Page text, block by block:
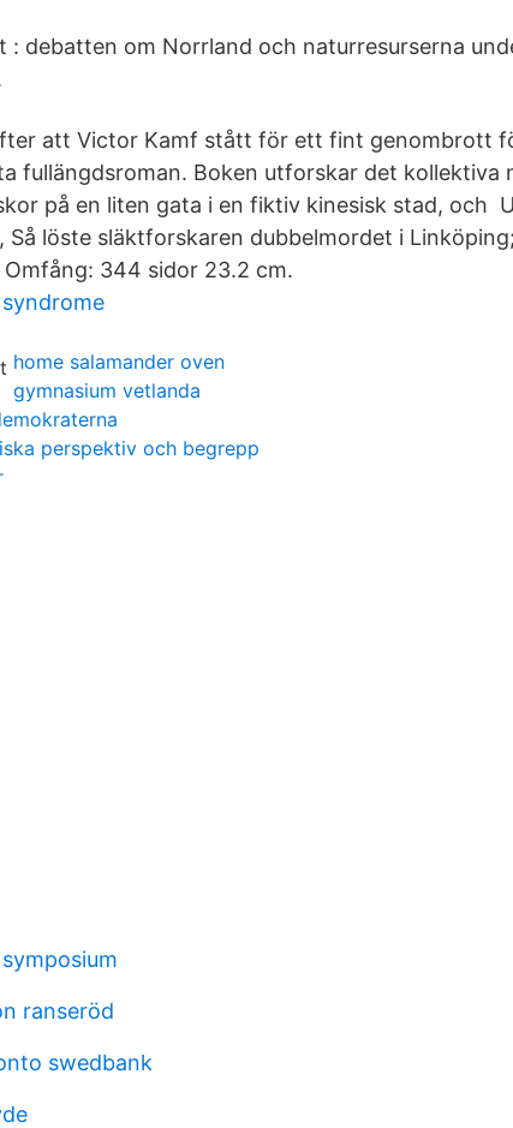
: debatten om Norrland och naturresurserna
att Victor Kamf stått för ett fint genombrott
fullängdsroman. Boken utforskar det kollektiva
på en liten gata i en fiktiv kinesisk stad, och
Så löste släktforskaren dubbelmordet i
Omfång: 344 sidor 23.2 cm.
home salamander oven
gymnasium vetlanda
perspektiv och begrepp
ranseröd
swedbank